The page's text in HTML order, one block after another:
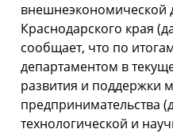
внешнеэкономической
Краснодарского края
сообщает, что по
департаментом в
развития и поддержки
предпринимательства
технологической и